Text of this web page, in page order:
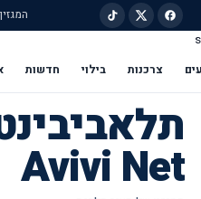
s
צרכנות בילוי חדשות
Avivi Net